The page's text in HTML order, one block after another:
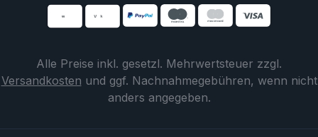
Alle Preise inkl. gesetzl. Mehrwertsteuer zzgl.
Versandkosten und ggf. Nachnahmegebühren, wenn nicht
anders angegeben.